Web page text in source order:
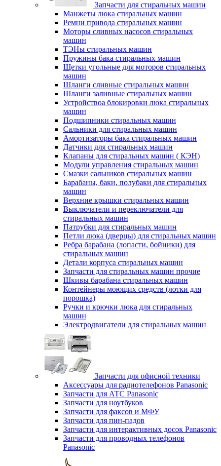
Запчасти для стиральных машин
Манжеты люка стиральных машин
Ремни привода стиральных машин
Моторы сливных насосов стиральных
машин
ТЭНы стиральных машин
Пружины бака стиральных машин
Щетки угольные для моторов стиральных
машин
Шланги сливные стиральных машин
Шланги заливные стиральных машин
Устройствоа блокировки люка стиральных
машин
Подшипники стиральных машин
Сальники для стиральных машин
Амортизаторы бака стиральных машин
Датчики для стиральных машин
Клапаны для стиральных машин ( КЭН)
Модули управления стиральных машин
Смазки сальников стиральных машин
Барабаны, баки, полубаки для стиральных
машин
Верхние крышки стиральных машин
Выключатели и переключатели для
стиральных машин
Патрубки для стиральных машин
Петли люка (дверцы) для стиральных машин
Ребра барабана (лопасти, бойники) для
стиральных машин
Детали корпуса стиральных машин
Запчасти для стиральных машин прочие
Шкивы барабана стиральных машин
Контейнеры моющих средств (лотки для
порошка)
Ручки и крючки люка для стиральных
машин
Электродвигатели для стиральных машин
Запчасти для офисной техники
Аксессуары для радиотелефонов Panasonic
Запчасти для АТС Panasonic
Запчасти для ноутбуков
Запчасти для факсов и МФУ
Запчасти для пин-падов
Запчасти для интерактивных досок Panasonic
Запчасти для проводных телефонов
Panasonic